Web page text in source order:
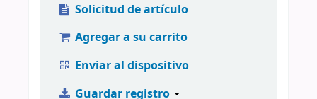
Solicitud de artículo
Agregar a su carrito
Enviar al dispositivo
Guardar registro